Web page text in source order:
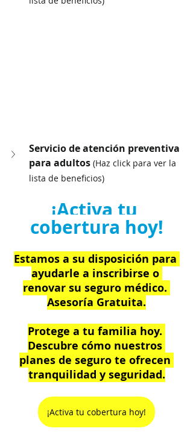
Servicio de atención preventiva
para adultos (Haz click para ver la
lista de beneficios)
¡Activa tu
cobertura hoy!
Estamos a su disposición para
ayudarle a inscribirse o
renovar su seguro médico.
Asesoría Gratuita.
Protege a tu familia hoy.
Descubre cómo nuestros
planes de seguro te ofrecen
tranquilidad y seguridad.
¡Activa tu cobertura hoy!